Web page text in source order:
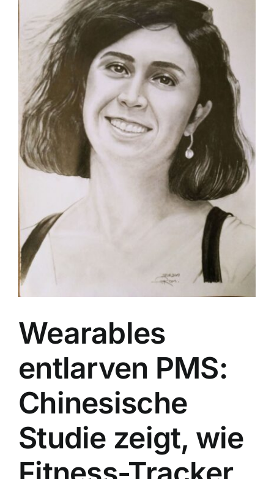
Wearables
entlarven PMS:
Chinesische
Studie zeigt, wie